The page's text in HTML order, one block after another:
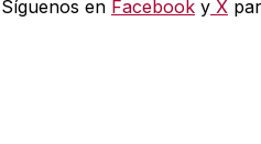
Síguenos en FacebookyX